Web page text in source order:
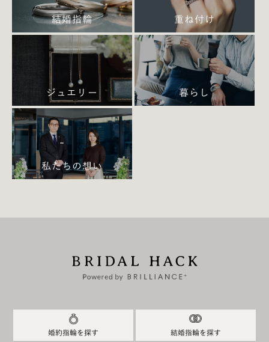
結婚指輪 重ね付け
ジュエリー 暮らし
私たちの想い
婚約指輪を探す 結婚指輪を探す